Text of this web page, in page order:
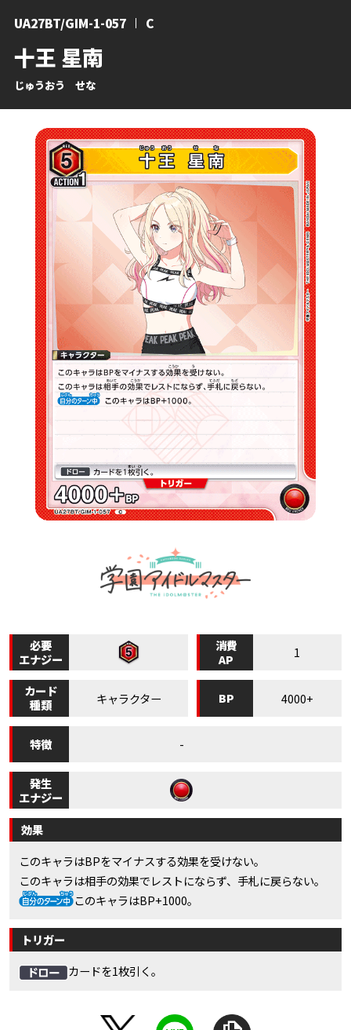
十王 星南
じゅうおう せな
UA27BT/GIM-1-057 C
必要
エナジー
消費
AP
1
カード
種類
キャラクター BP 4000+
特徴 -
発生
エナジー
効果
このキャラはBPをマイナスする効果を受けない。
このキャラは相手の効果でレストにならず、手札に戻らない。
このキャラはBP+1000。
トリガー
カードを1枚引く。